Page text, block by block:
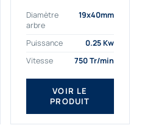
aux applications
sévères. Nous
déterminons,
fournissons
des moteurs
asynchrones depuis de
nombreuses années....
Diamètre
arbre
19x40mm
Puissance
0.25 Kw
Vitesse
750 Tr/min
VOIR LE
PRODUIT